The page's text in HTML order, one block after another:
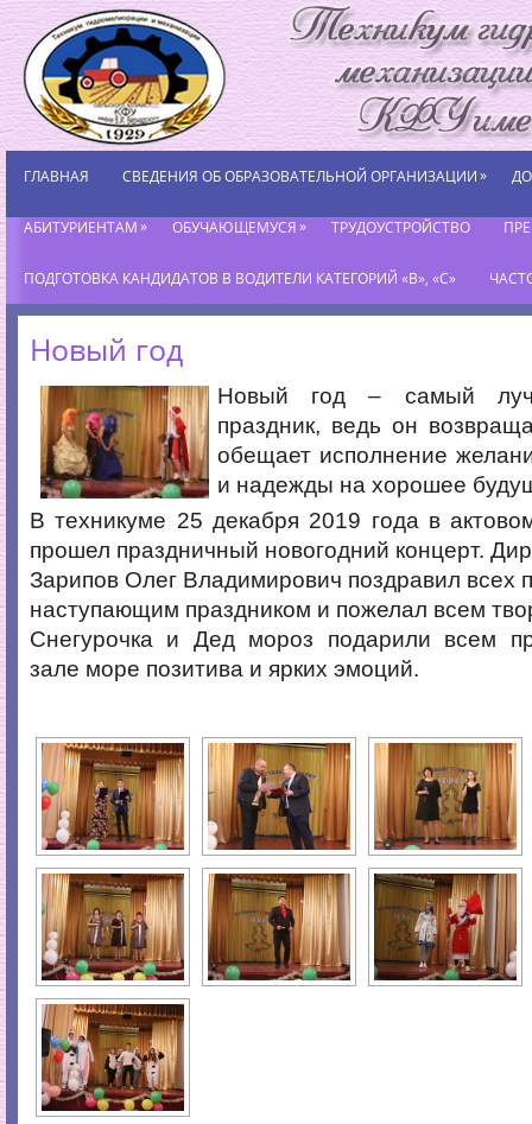
ГЛАВНАЯ СВЕДЕНИЯ ОБ ОБРАЗОВАТЕЛЬНОЙ ОРГАНИЗАЦИИ»
АБИТУРИЕНТАМ» ОБУЧАЮЩЕМУСЯ» ТРУДОУСТРОЙСТВО
ПОДГОТОВКА КАНДИДАТОВ В ВОДИТЕЛИ КАТЕГОРИЙ «В», «С»
Новый год
Новый год – самый
праздник, ведь он
обещает исполнение
и надежды на хорошее
В техникуме 25 декабря 2019 года в
прошел праздничный новогодний концерт.
Зарипов Олег Владимирович поздравил всех
наступающим праздником и пожелал всем
Снегурочка и Дед мороз подарили всем
зале море позитива и ярких эмоций.